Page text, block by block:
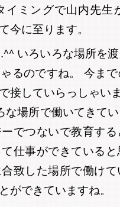
イミングで山内先生
今に至ります。
いろいろな場所を
るのですね。 今ま
接していらっしゃい
場所で働いてきて
でつないで教育す
仕事ができている
致した場所で働け
ができていますね。